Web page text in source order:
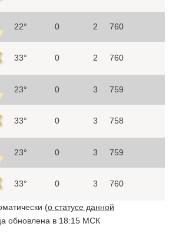
22° 0 2 760
33° 0 2 760
23° 0 3 759
33° 0 3 758
23° 0 3 759
33° 0 3 760
(о статусе данной
обновлена в 18:15 МСК